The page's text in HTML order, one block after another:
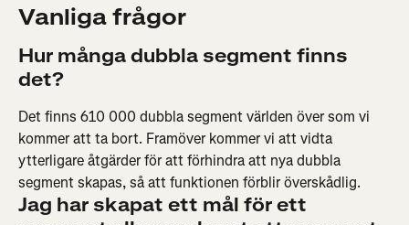
Vanliga frågor
Hur många dubbla segment finns
det?
Det finns 610 000 dubbla segment världen över som vi
kommer att ta bort. Framöver kommer vi att vidta
ytterligare åtgärder för att förhindra att nya dubbla
segment skapas, så att funktionen förblir överskådlig.
Jag har skapat ett mål för ett